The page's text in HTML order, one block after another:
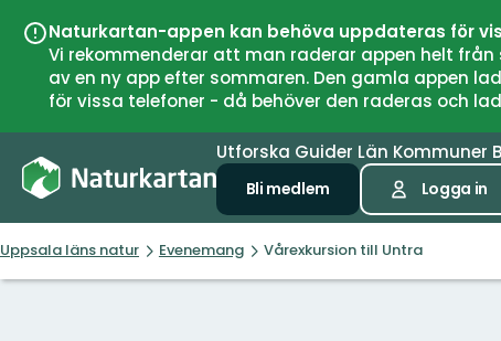
Naturkartan-appen kan behöva uppdateras för
Vi rekommenderar att man raderar appen helt
av en ny app efter sommaren. Den gamla appen
för vissa telefoner - då behöver den raderas och
Utforska Guider Län Kommuner
Bli medlem Logga in
Uppsala läns natur Evenemang Vårexkursion till Untra